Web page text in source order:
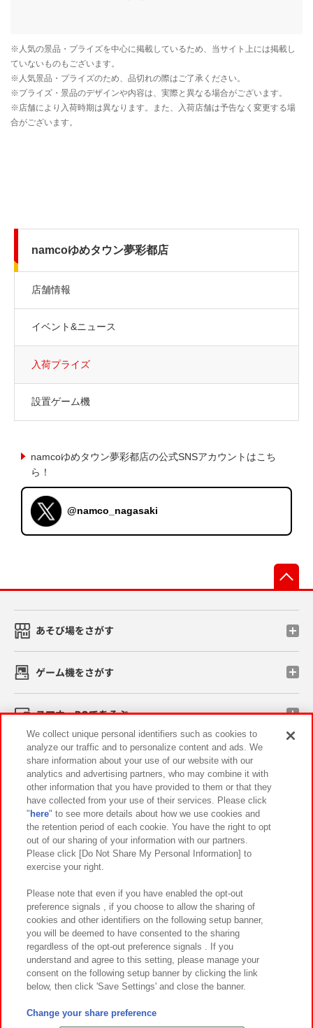
namcoゆめタウン夢彩都店
店舗情報
イベント&ニュース
入荷プライズ
設置ゲーム機
namcoゆめタウン夢彩都店の公式SNSアカウントはこち
ら！
@namco_nagasaki
あそび場をさがす
ゲーム機をさがす
スマホ・PCであそぶ
イベント・キャンペーン
関連会社 サステナビリティ サイトポリシー
プライバシーポリシー ウェブアクセシビリティ方針と検証結果
お取引先さまとともに
カスタマーハラスメント対応方針 よくあるご質問・お問い合わせ
©Bandai Namco Amusement Inc.
©Bandai Namco Amusement Lab Inc.
We collect unique personal identifiers such as cookies to
analyze our traffic and to personalize content and ads. We
share information about your use of our website with our
analytics and advertising partners, who may combine it with
other information that you have provided to them or that they
have collected from your use of their services. Please click
" here" to see more details about how we use cookies and
the retention period of each cookie. You have the right to opt
out of our sharing of your information with our partners.
Please click [Do Not Share My Personal Information] to
exercise your right.
Please note that even if you have enabled the opt-out
preference signals , if you choose to allow the sharing of
cookies and other identifiers on the following setup banner,
you will be deemed to have consented to the sharing
regardless of the opt-out preference signals . If you
understand and agree to this setting, please manage your
consent on the following setup banner by clicking the link
below, then click 'Save Settings' and close the banner.
Change your share preference